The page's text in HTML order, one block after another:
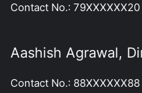
Contact No.: 79XXXXXX20
Aashish Agrawal,
Contact No.: 88XXXXXX88